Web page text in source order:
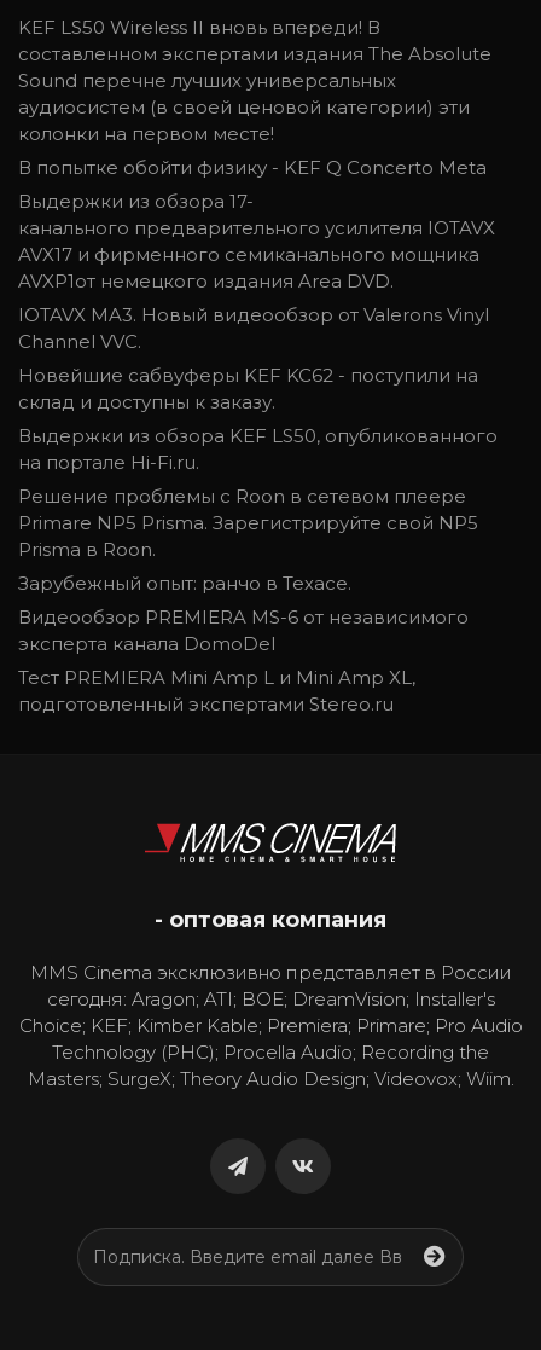
KEF LS50 Wireless II вновь впереди! В
составленном экспертами издания The Absolute
Sound перечне лучших универсальных
аудиосистем (в своей ценовой категории) эти
колонки на первом месте!
В попытке обойти физику - KEF Q Concerto Meta
Выдержки из обзора 17-
канального предварительного усилителя IOTAVX
AVX17 и фирменного семиканального мощника
AVXP1от немецкого издания Area DVD.
IOTAVX MA3. Новый видеообзор от Valerons Vinyl
Channel VVC.
Новейшие сабвуферы KEF KC62 - поступили на
склад и доступны к заказу.
Выдержки из обзора KEF LS50, опубликованного
на портале Hi-Fi.ru.
Решение проблемы с Roon в сетевом плеере
Primare NP5 Prisma. Зарегистрируйте свой NP5
Prisma в Roon.
Зарубежный опыт: ранчо в Техасе.
Видеообзор PREMIERA MS-6 от независимого
эксперта канала DomoDel
Тест PREMIERA Mini Amp L и Mini Amp XL,
подготовленный экспертами Stereo.ru
- оптовая компания
MMS Cinema эксклюзивно представляет в России
сегодня: Aragon; ATI; BOE; DreamVision; Installer's
Choice; KEF; Kimber Kable; Premiera; Primare; Pro Audio
Technology (PHC); Procella Audio; Recording the
Masters; SurgeX; Theory Audio Design; Videovox; Wiim.